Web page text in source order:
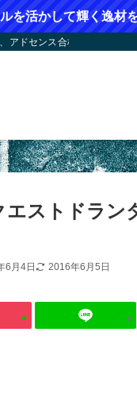
を活かして輝く逸材
ドセンス合格応援！人
エストドラン
6月4日 2016年6月5日